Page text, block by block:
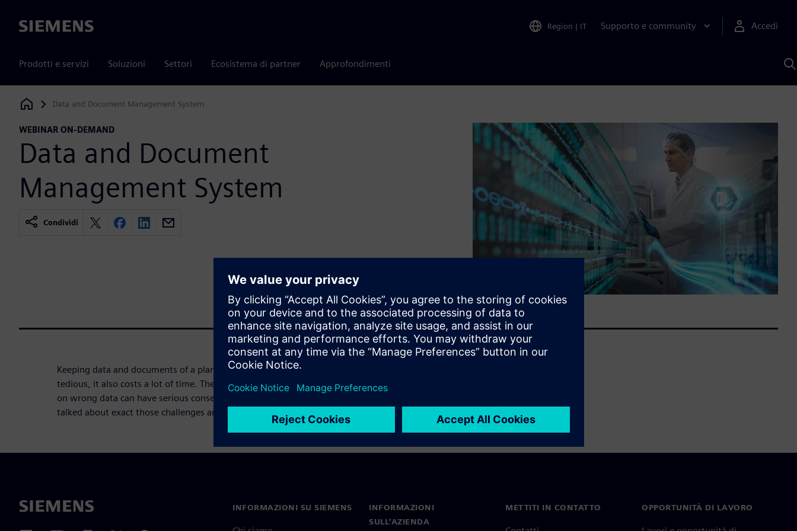
Siemens Region | IT Supporto e community Accedi
Prodotti e servizi Soluzioni Settori Ecosistema di partner Approfondimenti
Siemens Digital Industries Software
Data and Document Management System
WEBINAR ON-DEMAND
Data and Document
Management System
Condividi
Keeping data and documents of a plant always up to date can not only be
tedious, it also costs a lot of time. The consequences of wrong decisions based
on wrong data can have serious consequences. Watch our recording where we
talked about exact those challenges and how you can avoid them.
INFORMAZIONI SU SIEMENS
INFORMAZIONI
SULL'AZIENDA
METTITI IN CONTATTO OPPORTUNITÀ DI LAVORO